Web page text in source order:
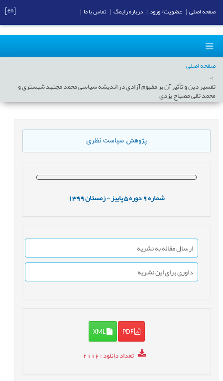
صفحه اصلی
تفسیر دین و تأثیر آن بر مفهوم آزادی در اندیشه سیاسی محمد مجتهد شبستری و
محمد تقی مصباح یزدی
پژوهش سیاست نظری
شماره9 دوره5 پاییز - زمستان1399
ارسال مقاله به نشریه
داوری برای این نشریه
PDF
XML
تعداد دانلود: 2116
صفحه اصلی عضویت/ ورود درباره رایمگ تماس با ما